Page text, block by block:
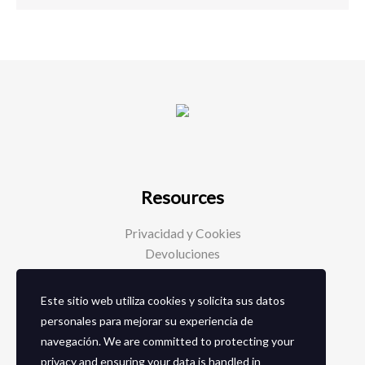
Resources
Privacidad y Cookies
Devoluciones
Social Media
Facebook
Este sitio web utiliza cookies y solicita sus datos
personales para mejorar su experiencia de
navegación. We are committed to protecting your
privacy and ensuring your data is handled in